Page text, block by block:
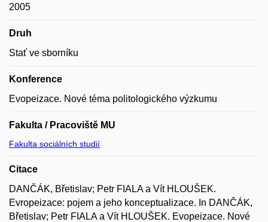
2005
Druh
Stať ve sborníku
Konference
Evopeizace. Nové téma politologického výzkumu
Fakulta / Pracoviště MU
Fakulta sociálních studií
Citace
DANČÁK, Břetislav; Petr FIALA a Vít HLOUŠEK.
Evropeizace: pojem a jeho konceptualizace. In DANČÁK,
Břetislav; Petr FIALA a Vít HLOUŠEK. Evopeizace. Nové